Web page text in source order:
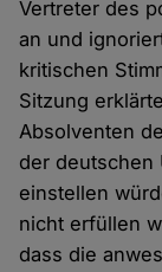
Vertreter des
an und
kritischen
Sitzung
Absolventen
der deutschen
einstellen
nicht erfüllen
dass die